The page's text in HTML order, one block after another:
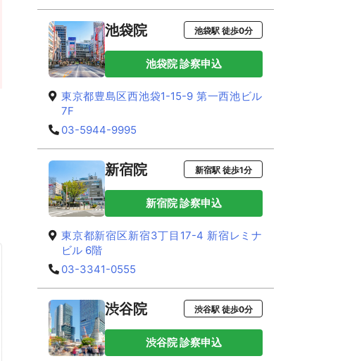
池袋院 池袋駅 徒歩0分
池袋院 診察申込
東京都豊島区西池袋1-15-9 第一西池ビル
7F
03-5944-9995
新宿院 新宿駅 徒歩1分
新宿院 診察申込
東京都新宿区新宿3丁目17-4 新宿レミナ
ビル 6階
03-3341-0555
渋谷院 渋谷駅 徒歩0分
渋谷院 診察申込